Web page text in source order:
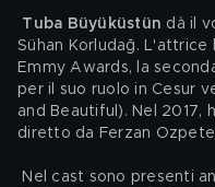
Tuba Büyüküstün dà il
Sühan Korludağ.
Emmy Awards, la
per il suo ruolo in Cesur
and Beautiful). Nel 2017,
diretto da Ferzan
Nel cast sono presenti